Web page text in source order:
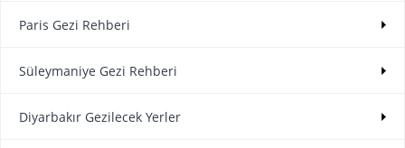
Paris Gezi Rehberi
Süleymaniye Gezi Rehberi
Diyarbakır Gezilecek Yerler